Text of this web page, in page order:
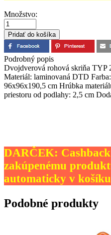
Množstvo:
Podrobný popis
Dvojdverová rohová skriňa TYP
Materiál: laminovaná DTD
96x96x190,5 cm Hrúbka
priestoru od podlahy: 2,5 cm
DARČEK:
zakúpenému
automaticky v
Podobné produkty